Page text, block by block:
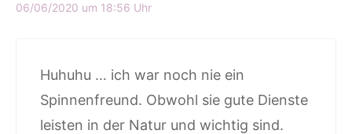
06/06/2020 um 18:56 Uhr
Huhuhu … ich war noch nie ein
Spinnenfreund. Obwohl sie gute Dienste
leisten in der Natur und wichtig sind.